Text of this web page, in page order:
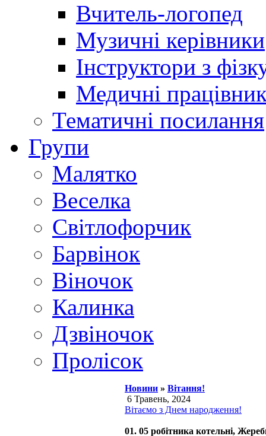
Вчитель-логопед
Музичні керівники
Інструктори з
Медичні
Тематичні посилання
Групи
Малятко
Веселка
Світлофорчик
Барвінок
Віночок
Калинка
Дзвіночок
Пролісок
Новини » Вітання!
6 Травень, 2024
Вітаємо з Днем народження!
01. 05 робітника котельні,